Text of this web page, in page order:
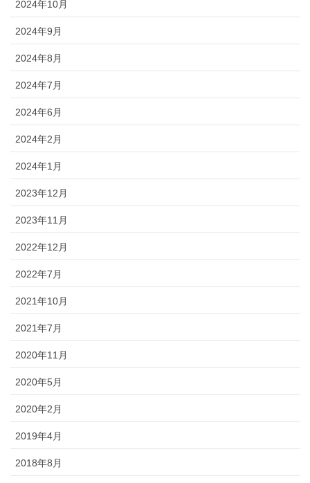
2024年10月
2024年9月
2024年8月
2024年7月
2024年6月
2024年2月
2024年1月
2023年12月
2023年11月
2022年12月
2022年7月
2021年10月
2021年7月
2020年11月
2020年5月
2020年2月
2019年4月
2018年8月